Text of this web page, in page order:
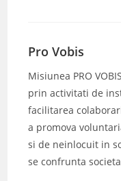
Pro Vobis
Misiunea PRO
prin activitati de
facilitarea
a promova
si de neinlocuit in
se confrunta